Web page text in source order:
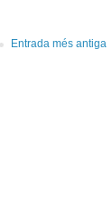
Entrada més antiga